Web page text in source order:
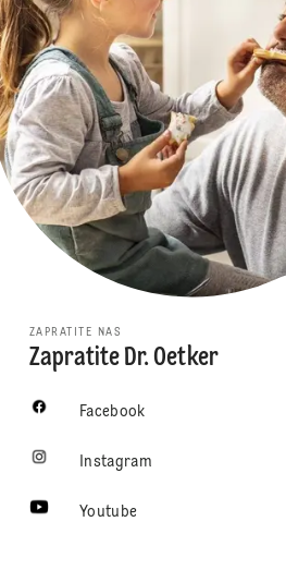
ZAPRATITE NAS
Zapratite Dr. Oetker
Facebook
Instagram
Youtube